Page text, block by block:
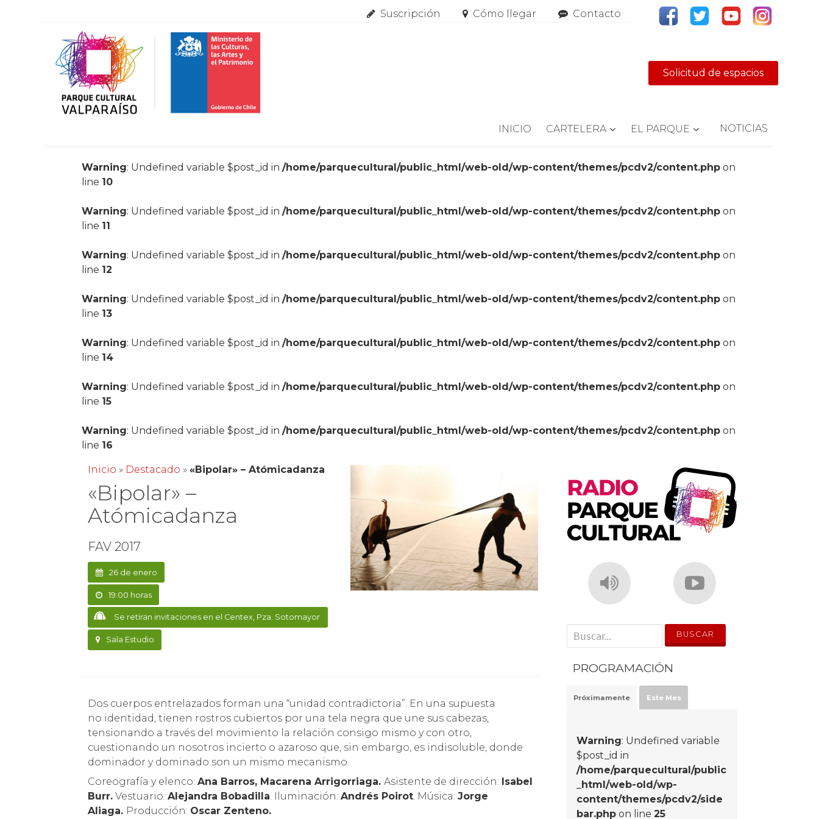
Suscripción Cómo llegar Contacto
Solicitud de espacios
INICIO CARTELERA EL PARQUE NOTICIAS
Warning: Undefined variable $post_id in/home/parquecultural/public_html/web-old/wp-content/themes/pcdv2/content.php on
line 10
Warning: Undefined variable $post_id in/home/parquecultural/public_html/web-old/wp-content/themes/pcdv2/content.php on
line 11
Warning: Undefined variable $post_id in/home/parquecultural/public_html/web-old/wp-content/themes/pcdv2/content.php on
line 12
Warning: Undefined variable $post_id in/home/parquecultural/public_html/web-old/wp-content/themes/pcdv2/content.php on
line 13
Warning: Undefined variable $post_id in/home/parquecultural/public_html/web-old/wp-content/themes/pcdv2/content.php on
line 14
Warning: Undefined variable $post_id in/home/parquecultural/public_html/web-old/wp-content/themes/pcdv2/content.php on
line 15
Warning: Undefined variable $post_id in/home/parquecultural/public_html/web-old/wp-content/themes/pcdv2/content.php on
line 16
Inicio » Destacado »«Bipolar» – Atómicadanza
«Bipolar» –
Atómicadanza
FAV 2017
26 de enero
19:00 horas
Se retiran invitaciones en el Centex, Pza. Sotomayor
Sala Estudio
Dos cuerpos entrelazados forman una “unidad contradictoria”. En una supuesta
no identidad, tienen rostros cubiertos por una tela negra que une sus cabezas,
tensionando a través del movimiento la relación consigo mismo y con otro,
cuestionando un nosotros incierto o azaroso que, sin embargo, es indisoluble, donde
dominador y dominado son un mismo mecanismo.
Coreografía y elenco:Ana Barros, Macarena Arrigorriaga.Asistente de dirección: Isabel
Burr. Vestuario:Alejandra Bobadilla . Iluminación:Andrés Poirot . Música:Jorge
Aliaga. Producción: Oscar Zenteno.
' . __('Search for:') . '
PROGRAMACIÓN
Próximamente Este Mes
Warning: Undefined variable
$post_id in
/home/parquecultural/public
_html/web-old/wp-
content/themes/pcdv2/side
bar.php on line25